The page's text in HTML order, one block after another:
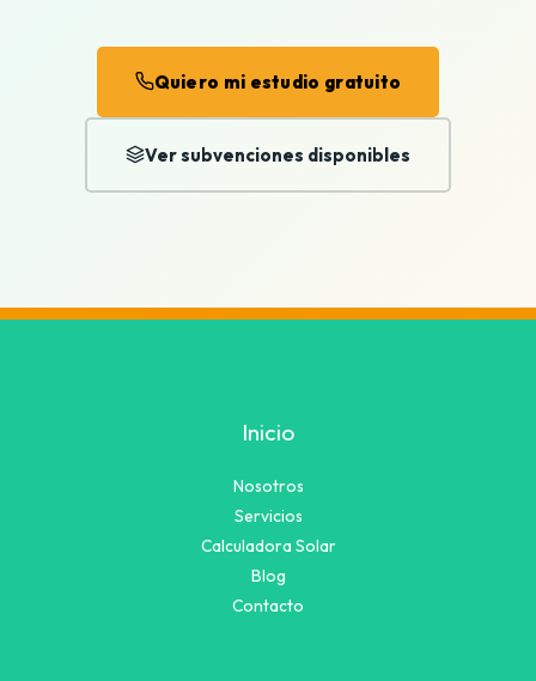
Quiero mi estudio gratuito
Ver subvenciones disponibles
Inicio
Nosotros
Servicios
Calculadora Solar
Blog
Contacto